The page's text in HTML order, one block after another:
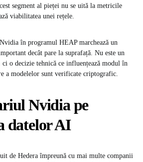
segment al pieței nu se uită la metricile
viabilitatea unei rețele.
în programul HEAP marchează un
decât pare la suprafață. Nu este un
o decizie tehnică ce influențează modul în
a modelelor sunt verificate criptografic.
Nvidia pe
datelor AI
de Hedera împreună cu mai multe companii